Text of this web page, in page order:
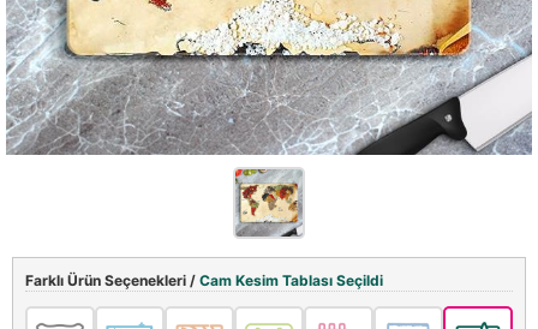
Farklı Ürün Seçenekleri / Cam Kesim Tablası Seçildi